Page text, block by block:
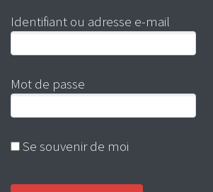
Identifiant ou adresse e-mail
Mot de passe
Se souvenir de moi